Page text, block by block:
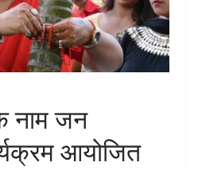
नाम जन
आयोजित